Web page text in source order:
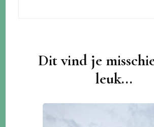
Dit vind je
leuk...